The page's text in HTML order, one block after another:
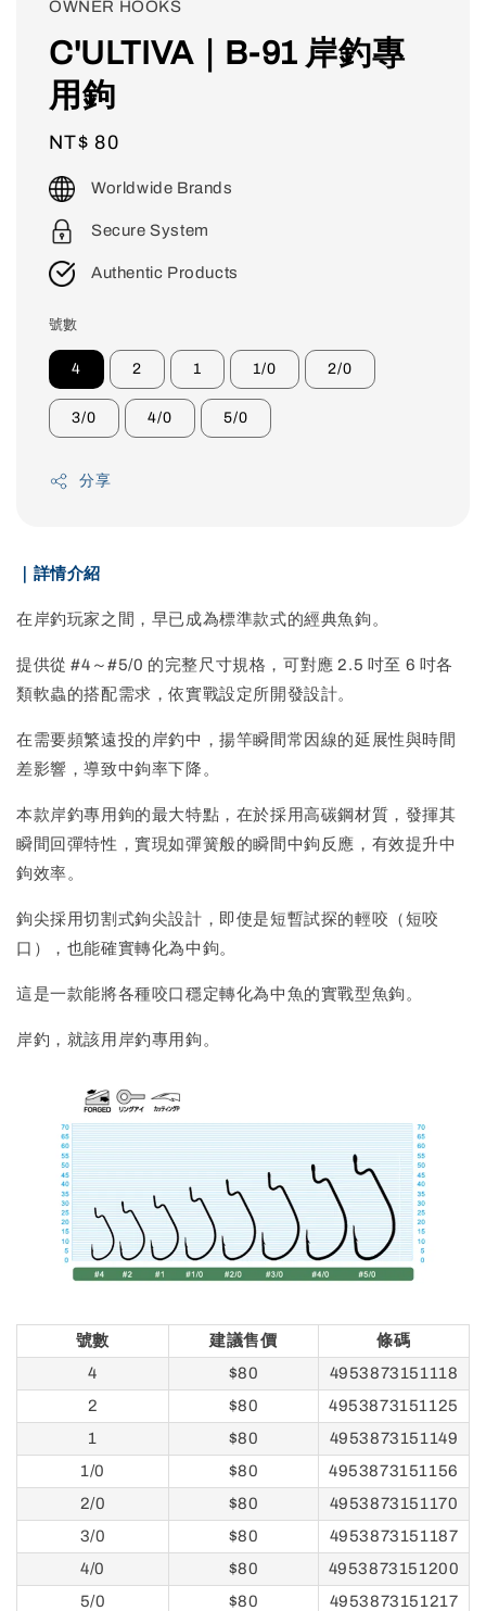
OWNER HOOKS
C'ULTIVA｜B-91 岸釣專
用鉤
Regular
price
NT$ 80
Worldwide Brands
Secure System
Authentic Products
號數
4 2 1 1/0 2/0
3/0 4/0 5/0
分享
｜詳情介紹
在岸釣玩家之間，早已成為標準款式的經典魚鉤。
提供從 #4～#5/0 的完整尺寸規格，可對應 2.5 吋至 6 吋各
類軟蟲的搭配需求，依實戰設定所開發設計。
在需要頻繁遠投的岸釣中，揚竿瞬間常因線的延展性與時間
差影響，導致中鉤率下降。
本款岸釣專用鉤的最大特點，在於採用高碳鋼材質，發揮其
瞬間回彈特性，實現如彈簧般的瞬間中鉤反應，有效提升中
鉤效率。
鉤尖採用切割式鉤尖設計，即使是短暫試探的輕咬（短咬
口），也能確實轉化為中鉤。
這是一款能將各種咬口穩定轉化為中魚的實戰型魚鉤。
岸釣，就該用岸釣專用鉤。
號數 建議售價
條碼
4
$80
4953873151118
2
$80
4953873151125
1
$80
4953873151149
1/0
$80
4953873151156
2/0
$80
4953873151170
3/0
$80
4953873151187
4/0
$80
4953873151200
5/0
$80 4953873151217